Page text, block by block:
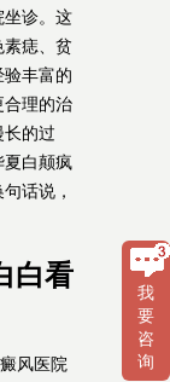
坐诊。这
痣、贫
丰富的
合理的治
的过
夏白颠疯
话说，
白看
风医院
我
要
咨
询